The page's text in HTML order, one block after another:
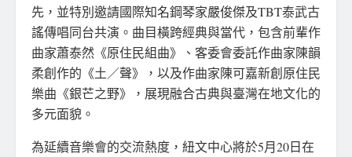
先，並特別邀請國際知名鋼琴家嚴俊傑及TBT泰武古
謠傳唱同台共演。曲目橫跨經典與當代，包含前輩作
曲家蕭泰然《原住民組曲》、客委會委託作曲家陳韻
柔創作的《土／聲》，以及作曲家陳可嘉新創原住民
樂曲《銀芒之野》，展現融合古典與臺灣在地文化的
多元面貌。
為延續音樂會的交流熱度，紐文中心將於5月20日在